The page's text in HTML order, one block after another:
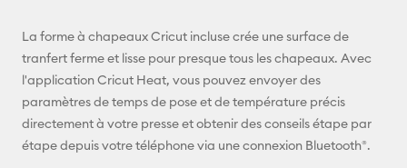
La forme à chapeaux Cricut incluse crée une surface de
tranfert ferme et lisse pour presque tous les chapeaux. Avec
l'application Cricut Heat, vous pouvez envoyer des
paramètres de temps de pose et de température précis
directement à votre presse et obtenir des conseils étape par
étape depuis votre téléphone via une connexion Bluetooth®.